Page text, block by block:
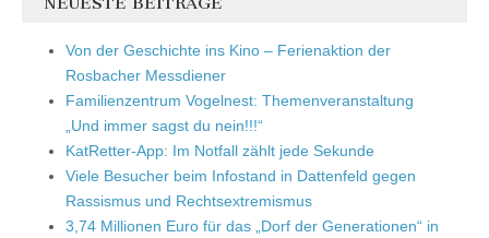
Von der Geschichte ins Kino – Ferienaktion der
Rosbacher Messdiener
Familienzentrum Vogelnest: Themenveranstaltung
„Und immer sagst du nein!!!“
KatRetter-App: Im Notfall zählt jede Sekunde
Viele Besucher beim Infostand in Dattenfeld gegen
Rassismus und Rechtsextremismus
3,74 Millionen Euro für das „Dorf der Generationen“ in